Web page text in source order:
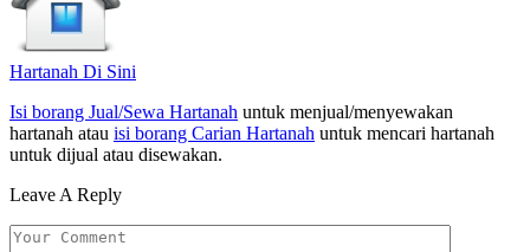
Hartanah Di Sini
Isi borang Jual/Sewa Hartanah untuk menjual/menyewakan
hartanah atau isi borang Carian Hartanah untuk mencari hartanah
untuk dijual atau disewakan.
Leave A Reply